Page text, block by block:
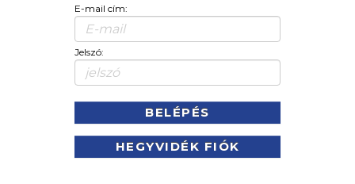
E-mail cím:
Jelszó:
BELÉPÉS
HEGYVIDÉK FIÓK